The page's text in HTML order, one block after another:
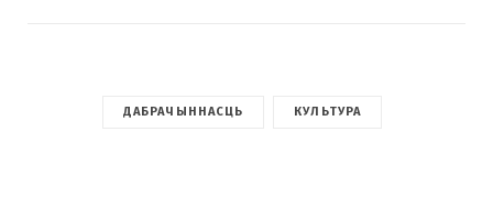
ДАБРАЧЫННАСЦЬ КУЛЬТУРА